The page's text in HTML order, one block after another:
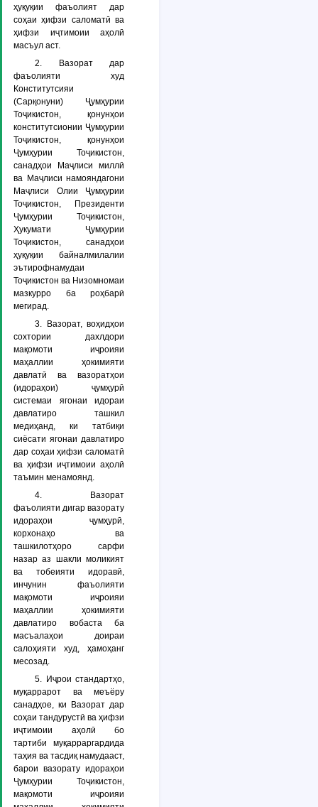
ҳуқуқии фаъолият дар
соҳаи ҳифзи саломатӣ ва
ҳифзи иҷтимоии аҳолӣ
масъул аст.
2. Вазорат дар
фаъолияти худ
Конститутсияи
(Сарқонуни) Ҷумҳурии
Тоҷикистон, қонунҳои
конститутсионии Ҷумҳурии
Тоҷикистон, қонунҳои
Ҷумҳурии Тоҷикистон,
санадҳои Маҷлиси миллӣ
ва Маҷлиси намояндагони
Маҷлиси Олии Ҷумҳурии
Тоҷикистон, Президенти
Ҷумҳурии Тоҷикистон,
Ҳукумати Ҷумҳурии
Тоҷикистон, санадҳои
ҳуқуқии байналмилалии
эътирофнамудаи
Тоҷикистон ва Низомномаи
мазкурро ба роҳбарӣ
мегирад.
3. Вазорат, воҳидҳои
сохтории дахлдори
мақомоти иҷроияи
маҳаллии ҳокимияти
давлатӣ ва вазоратҳои
(идораҳои) ҷумҳурӣ
системаи ягонаи идораи
давлатиро ташкил
медиҳанд, ки татбиқи
сиёсати ягонаи давлатиро
дар соҳаи ҳифзи саломатӣ
ва ҳифзи иҷтимоии аҳолӣ
таъмин менамоянд.
4. Вазорат
фаъолияти дигар вазорату
идораҳои ҷумҳурӣ,
корхонаҳо ва
ташкилотҳоро сарфи
назар аз шакли моликият
ва тобеияти идоравӣ,
инчунин фаъолияти
мақомоти иҷроияи
маҳаллии ҳокимияти
давлатиро вобаста ба
масъалаҳои доираи
салоҳияти худ, ҳамоҳанг
месозад.
5. Иҷрои стандартҳо,
муқаррарот ва меъёру
санадҳое, ки Вазорат дар
соҳаи тандурустӣ ва ҳифзи
иҷтимоии аҳолӣ бо
тартиби муқарраргардида
таҳия ва тасдиқ намудааст,
барои вазорату идораҳои
Ҷумҳурии Тоҷикистон,
мақомоти иҷроияи